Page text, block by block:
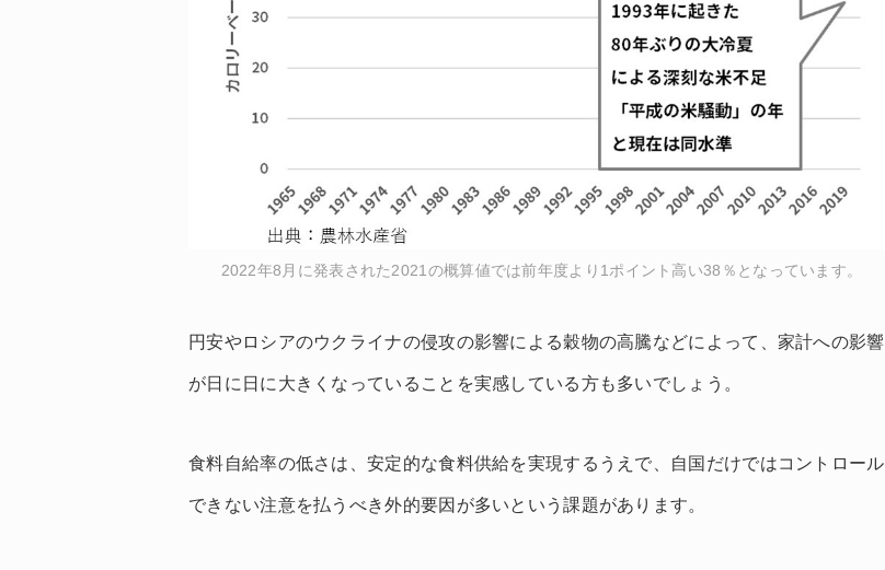
2022年8月に発表された2021の概算値では前年度より1ポイント高い38％となっています。
円安やロシアのウクライナの侵攻の影響による穀物の高騰などによって、家計への影響
が日に日に大きくなっていることを実感している方も多いでしょう。
食料自給率の低さは、安定的な食料供給を実現するうえで、自国だけではコントロール
できない注意を払うべき外的要因が多いという課題があります。